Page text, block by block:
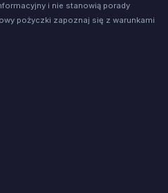
i nie stanowią porady
pożyczki zapoznaj się z warunkami